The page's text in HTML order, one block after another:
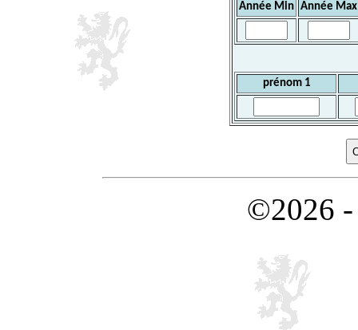
Année Min Année Max
prénom 1
©2026 -